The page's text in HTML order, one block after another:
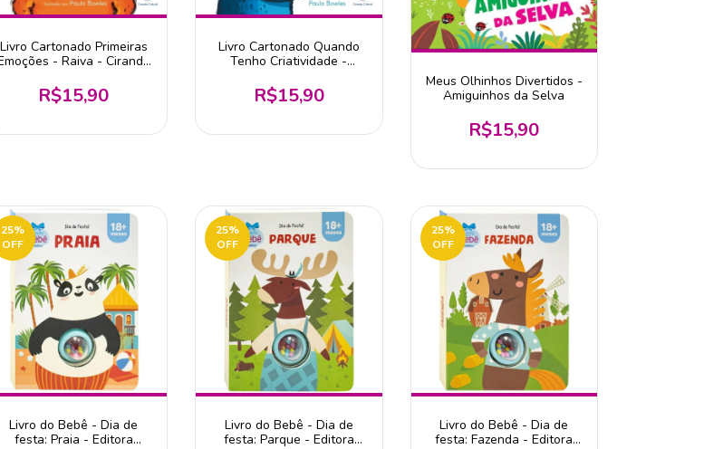
Livro Cartonado Primeiras
- Raiva - Ciranda
R$15,90
Livro Cartonado Quando
Tenho Criatividade -
R$15,90
Meus Olhinhos Divertidos -
Amiguinhos da Selva
R$15,90
25%
OFF
Livro do Bebê - Dia de
festa: Praia - Editora
25%
OFF
Livro do Bebê - Dia de
festa: Parque - Editora
25%
OFF
Livro do Bebê - Dia de
festa: Fazenda - Editora